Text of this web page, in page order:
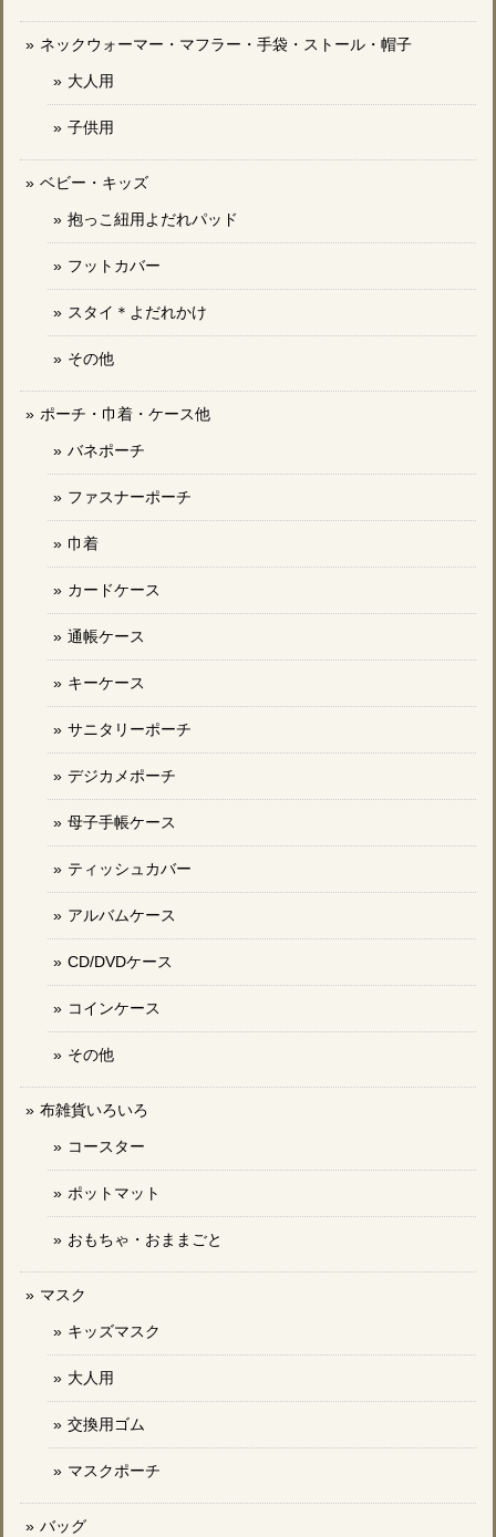
ネックウォーマー・マフラー・手袋・ストール・帽子
大人用
子供用
ベビー・キッズ
抱っこ紐用よだれパッド
フットカバー
スタイ＊よだれかけ
その他
ポーチ・巾着・ケース他
バネポーチ
ファスナーポーチ
巾着
カードケース
通帳ケース
キーケース
サニタリーポーチ
デジカメポーチ
母子手帳ケース
ティッシュカバー
アルバムケース
CD/DVDケース
コインケース
その他
布雑貨いろいろ
コースター
ポットマット
おもちゃ・おままごと
マスク
キッズマスク
大人用
交換用ゴム
マスクポーチ
バッグ